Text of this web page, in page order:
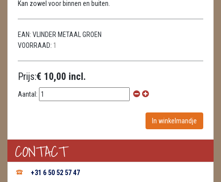
METEORIETEN
RUWE STENEN
SELENIET
THEELICHTEN
VLINDERS
Kan zowel voor binnen en buiten.
EAN: VLINDER METAAL GROEN
VOORRAAD: 1
Prijs:€ 10,00 incl.
Aantal:
CONTACT
+31 6 50 52 57 47